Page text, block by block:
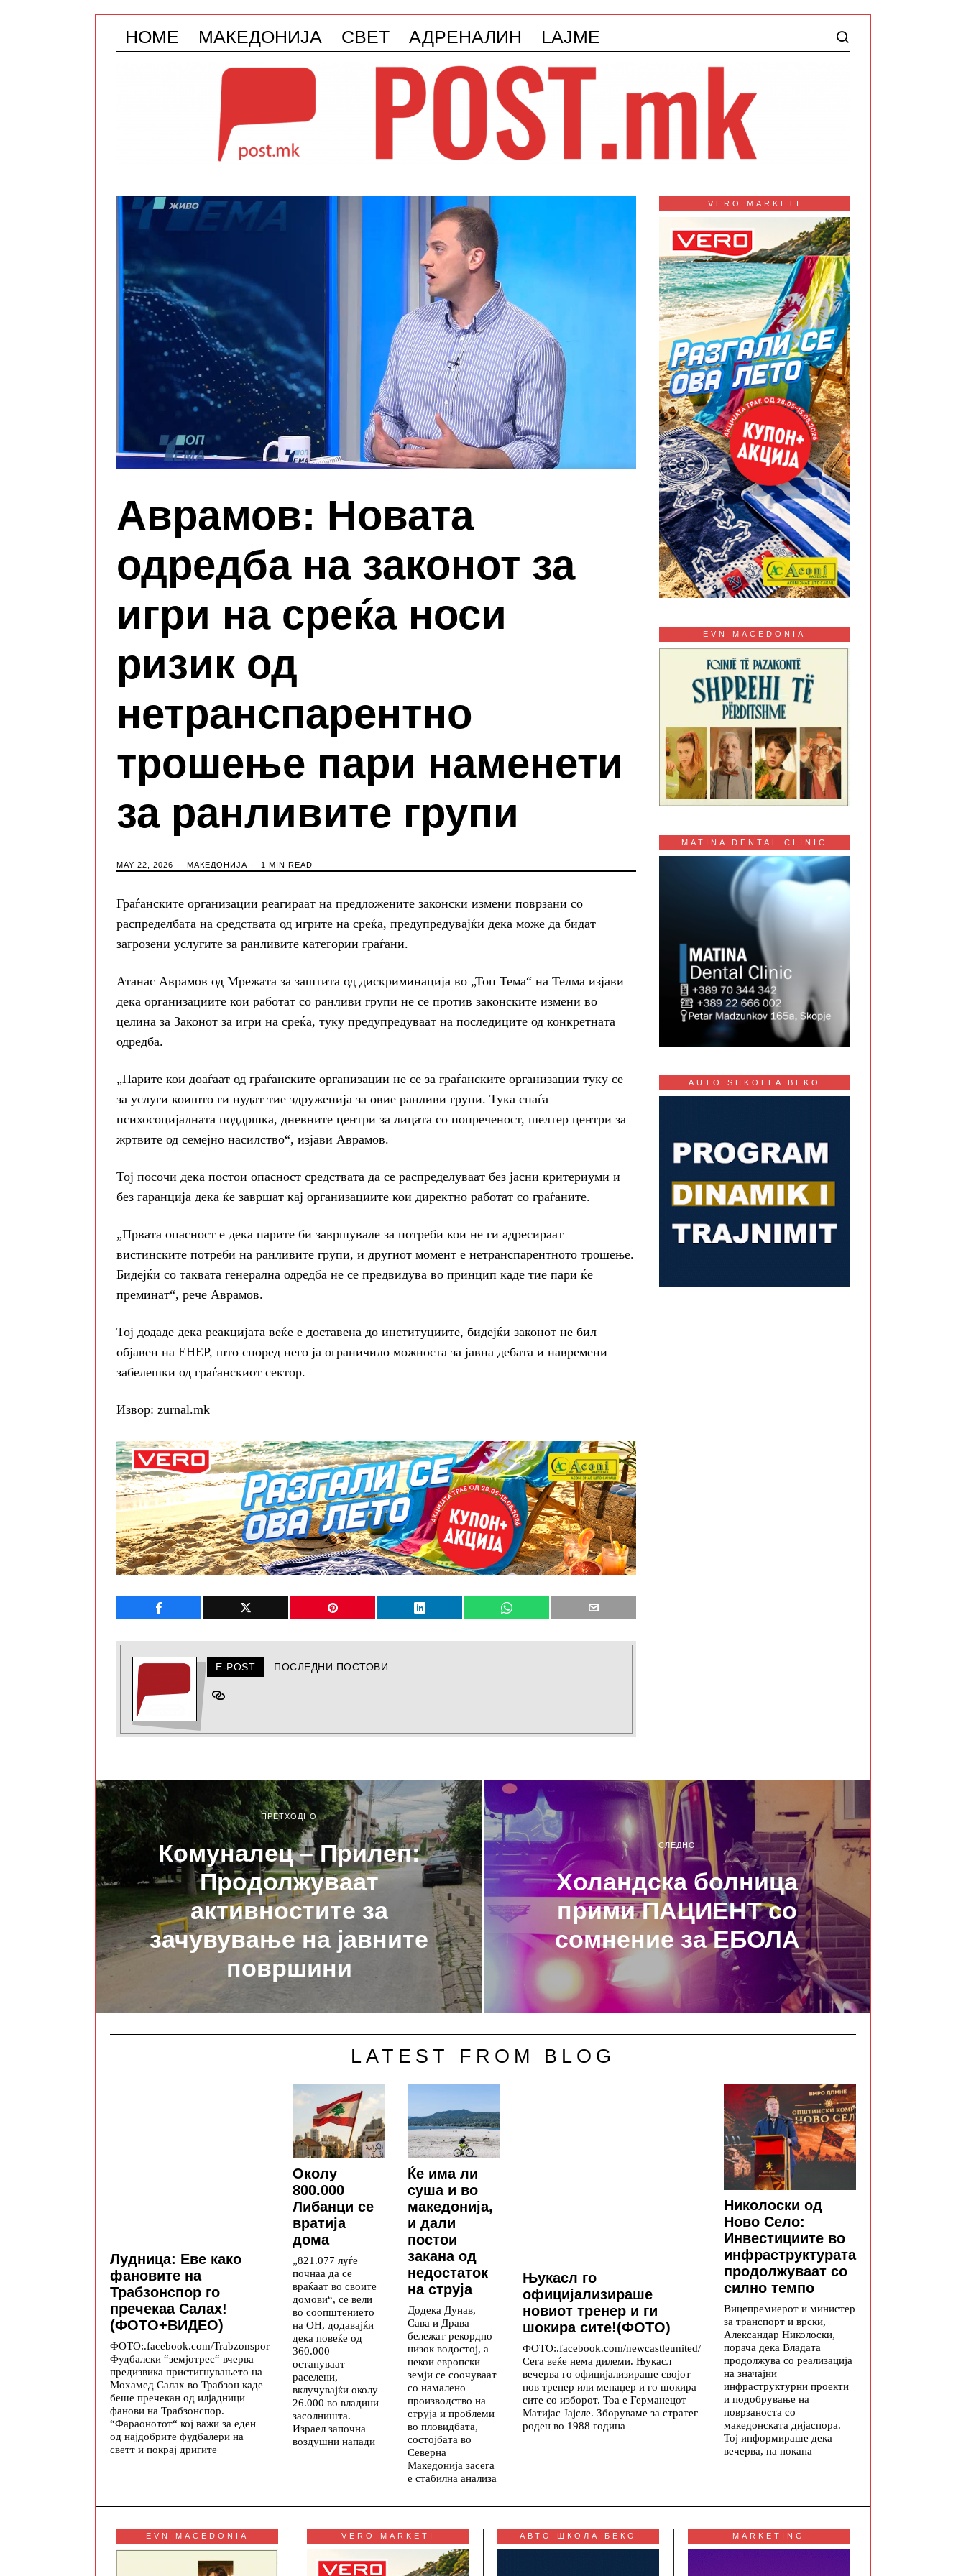
HOME МАКЕДОНИЈА СВЕТ АДРЕНАЛИН LAJME
Аврамов: Новата
одредба на законот за
игри на среќа носи
ризик од
нетранспарентно
трошење пари наменети
за ранливите групи
MAY 22, 2026 МАКЕДОНИЈА 1 MIN READ
Граѓанските организации реагираат на предложените законски измени поврзани со
распределбата на средствата од игрите на среќа, предупредувајќи дека може да бидат
загрозени услугите за ранливите категории граѓани.
Атанас Аврамов од Мрежата за заштита од дискриминација во „Топ Тема“ на Телма изјави
дека организациите кои работат со ранливи групи не се против законските измени во
целина за Законот за игри на среќа, туку предупредуваат на последиците од конкретната
одредба.
„Парите кои доаѓаат од граѓанските организации не се за граѓанските организации туку се
за услуги коишто ги нудат тие здруженија за овие ранливи групи. Тука спаѓа
психосоцијалната поддршка, дневните центри за лицата со попреченост, шелтер центри за
жртвите од семејно насилство“, изјави Аврамов.
Тој посочи дека постои опасност средствата да се распределуваат без јасни критериуми и
без гаранција дека ќе завршат кај организациите кои директно работат со граѓаните.
„Првата опасност е дека парите би завршувале за потреби кои не ги адресираат
вистинските потреби на ранливите групи, и другиот момент е нетранспарентното трошење.
Бидејќи со таквата генерална одредба не се предвидува во принцип каде тие пари ќе
преминат“, рече Аврамов.
Тој додаде дека реакцијата веќе е доставена до институциите, бидејќи законот не бил
објавен на ЕНЕР, што според него ја ограничило можноста за јавна дебата и навремени
забелешки од граѓанскиот сектор.
Извор: zurnal.mk
E-POST ПОСЛЕДНИ ПОСТОВИ
VERO MARKETI
EVN MACEDONIA
MATINA DENTAL CLINIC
AUTO SHKOLLA BEKO
ПРЕТХОДНО
Комуналец – Прилеп:
Продолжуваат
активностите за
зачувување на јавните
површини
СЛЕДНО
Холандска болница
прими ПАЦИЕНТ со
сомнение за ЕБОЛА
LATEST FROM BLOG
Лудница: Еве како
фановите на
Трабзонспор го
пречекаа Салах!
(ФОТО+ВИДЕО)
ФОТО:.facebook.com/Trabzonspor
Фудбалски “земјотрес“ вчерва
предизвика пристигнувањето на
Мохамед Салах во Трабзон каде
беше пречекан од илјадници
фанови на Трабзонспор.
“Фараонотот“ кој важи за еден
од најдобрите фудбалери на
светт и покрај дригите
Околу
800.000
Либанци се
вратија
дома
„821.077 луѓе
почнаа да се
враќаат во своите
домови“, се вели
во соопштението
на ОН, додавајќи
дека повеќе од
360.000
остануваат
раселени,
вклучувајќи околу
26.000 во владини
засолништа.
Израел започна
воздушни напади
Ќе има ли
суша и во
македонија,
и дали
постои
закана од
недостаток
на струја
Додека Дунав,
Сава и Драва
бележат рекордно
низок водостој, а
некои европски
земји се соочуваат
со намалено
производство на
струја и проблеми
во пловидбата,
состојбата во
Северна
Македонија засега
е стабилна анализа
Њукасл го
официјализираше
новиот тренер и ги
шокира сите!(ФОТО)
ФОТО:.facebook.com/newcastleunited/
Сега веќе нема дилеми. Њукасл
вечерва го официјализираше својот
нов тренер или менаџер и го шокира
сите со изборот. Тоа е Германецот
Матијас Јајсле. Зборуваме за стратег
роден во 1988 година
Николоски од
Ново Село:
Инвестициите во
инфраструктурата
продолжуваат со
силно темпо
Вицепремиерот и министер
за транспорт и врски,
Александар Николоски,
порача дека Владата
продолжува со реализација
на значајни
инфраструктурни проекти
и подобрување на
поврзаноста со
македонската дијаспора.
Тој информираше дека
вечерва, на покана
EVN MACEDONIA VERO MARKETI АВТО ШКОЛА БЕКО MARKETING